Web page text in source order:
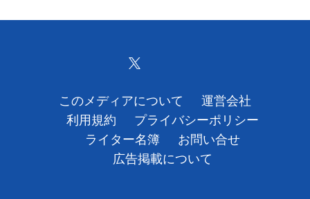
このメディアについて
運営会社
利用規約
プライバシーポリシー
ライター名簿
お問い合せ
広告掲載について